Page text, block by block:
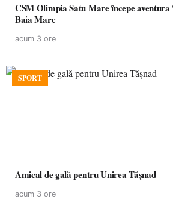
CSM Olimpia Satu Mare începe aventura în Cupa României la
Baia Mare
acum 3 ore
SPORT
Amical de gală pentru Unirea Tășnad
acum 3 ore